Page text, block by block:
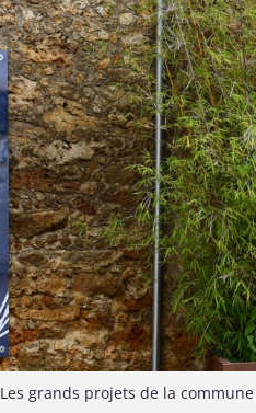
Les grands projets de la commune